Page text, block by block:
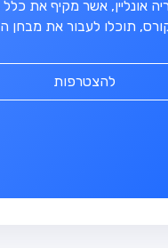
אונליין, אשר מקיף את
תוכלו לעבור את מבחן
להצטרפות